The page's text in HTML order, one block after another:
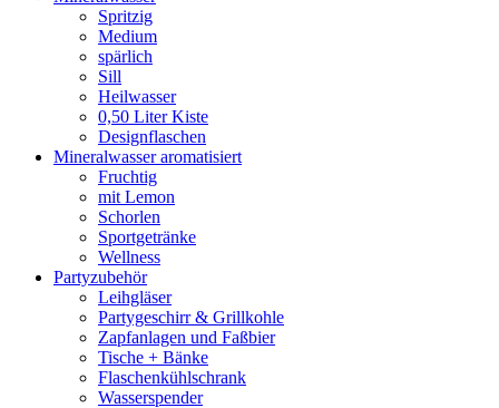
Spritzig
Medium
spärlich
Sill
Heilwasser
0,50 Liter Kiste
Designflaschen
Mineralwasser aromatisiert
Fruchtig
mit Lemon
Schorlen
Sportgetränke
Wellness
Partyzubehör
Leihgläser
Partygeschirr & Grillkohle
Zapfanlagen und Faßbier
Tische + Bänke
Flaschenkühlschrank
Wasserspender